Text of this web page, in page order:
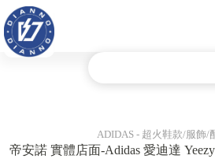
ADIDAS - 超火鞋款/服飾/
帝安諾 實體店面-Adidas 愛迪達